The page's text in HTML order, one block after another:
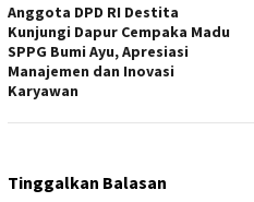
Anggota DPD RI Destita
Kunjungi Dapur Cempaka Madu
SPPG Bumi Ayu, Apresiasi
Manajemen dan Inovasi
Karyawan
Tinggalkan Balasan